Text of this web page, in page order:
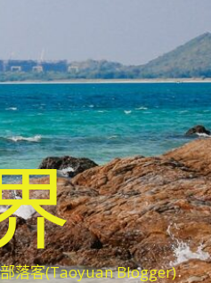
落客(Taoyuan Blogger)